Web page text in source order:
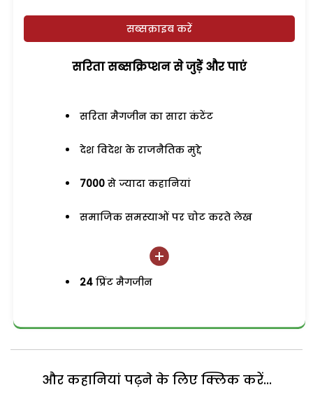
सब्सक्राइब करें
सरिता सब्सक्रिप्शन से जुड़ेें और पाएं
सरिता मैगजीन का सारा कंटेंट
देश विदेश के राजनैतिक मुद्दे
7000 से ज्यादा कहानियां
समाजिक समस्याओं पर चोट करते लेख
24 प्रिंट मैगजीन
और कहानियां पढ़ने के लिए क्लिक करें...